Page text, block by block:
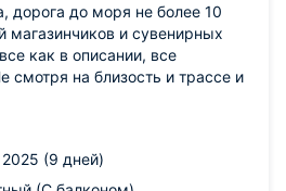
дорога до моря не более 10
магазинчиков и сувенирных
как в описании, все
смотря на близость и трассе и
неплохие есть что
(9 дней)